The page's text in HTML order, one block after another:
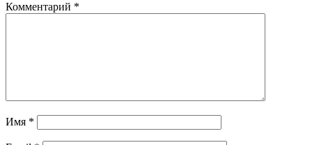
Комментарий *
Имя *